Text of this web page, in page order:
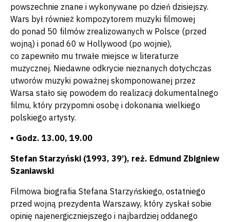
powszechnie znane i wykonywane po dzień dzisiejszy.
Wars był również kompozytorem muzyki filmowej
do ponad 50 filmów zrealizowanych w Polsce (przed
wojną) i ponad 60 w Hollywood (po wojnie),
co zapewniło mu trwałe miejsce w literaturze
muzycznej. Niedawne odkrycie nieznanych dotychczas
utworów muzyki poważnej skomponowanej przez
Warsa stało się powodem do realizacji dokumentalnego
filmu, który przypomni osobę i dokonania wielkiego
polskiego artysty.
• Godz. 13.00, 19.00
Stefan Starzyński (1993, 39’), reż. Edmund Zbigniew
Szaniawski
Filmowa biografia Stefana Starzyńskiego, ostatniego
przed wojną prezydenta Warszawy, który zyskał sobie
opinię najenergiczniejszego i najbardziej oddanego